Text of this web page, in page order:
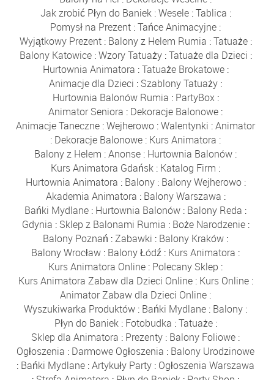
Jak zrobić Płyn do Baniek:Wesele:Tablica :
Pomysł na Prezent :Tańce Animacyjne :
Wyjątkowy Prezent: Balony z Helem Rumia :Tatuaże:
Balony Katowice:Wzory Tatuaży:Tatuaże dla Dzieci :
Hurtownia Animatora :Tatuaże Brokatowe:
Animacje dla Dzieci : Szablony Tatuaży :
Hurtownia Balonów Rumia : PartyBox:
Animator Seniora : Dekoracje Balonowe :
Animacje Taneczne :Wejherowo :Walentynki :Animator
: Dekoracje Balonowe : Kurs Animatora :
Balony z Helem :Anonse : Hurtownia Balonów :
Kurs Animatora Gdańsk : Katalog Firm :
Hurtownia Animatora : Balony: Balony Wejherowo:
Akademia Animatora : Balony Warszawa :
Bańki Mydlane : Hurtownia Balonów : Balony Reda :
Gdynia : Sklep z Balonami Rumia : Boże Narodzenie:
Balony Poznań :Zabawki : Balony Kraków :
Balony Wrocław : Balony Łódź : Kurs Animatora :
Kurs Animatora Online : Polecany Sklep :
Kurs Animatora Zabaw dla Dzieci Online: Kurs Online:
Animator Zabaw dla Dzieci Online :
Wyszukiwarka Produktów : Bańki Mydlane : Balony :
Płyn do Baniek: Fotobudka :Tatuaże:
Sklep dla Animatora : Prezenty : Balony Foliowe :
Ogłoszenia : Darmowe Ogłoszenia : Balony Urodzinowe
: Bańki Mydlane :Artykuły Party : Ogłoszenia Warszawa